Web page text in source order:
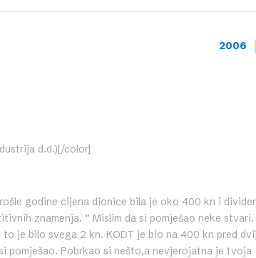
2006
d.d.)[/color]
godine cijena dionice bila je oko 400 kn i
znamenja. ” Mislim da si pomješao neke stvari.
je bilo svega 2 kn. KODT je bio na 400 kn pred
pomješao. Pobrkao si nešto,a nevjerojatna je tvoja